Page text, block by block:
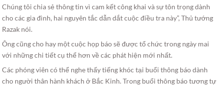
Chúng tôi chia sẻ thông tin vì cam kết công khai và sự tôn trọng dành
cho các gia đình, hai nguyên tắc dẫn dắt cuộc điều tra này”, Thủ tướng
Razak nói.
Ông cũng cho hay một cuộc họp báo sẽ được tổ chức trong ngày mai
với những chi tiết cụ thể hơn về các phát hiện mới nhất.
Các phóng viên có thể nghe thấy tiếng khóc tại buổi thông báo dành
cho người thân hành khách ở Bắc Kinh. Trong buổi thông báo tương tự